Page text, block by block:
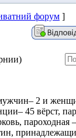
форум ]
2 и
45 вёрст,